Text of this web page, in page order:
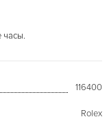
часы.
116400
Rolex